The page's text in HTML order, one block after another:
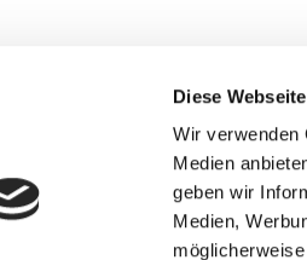
Diese
Wir verwenden
Medien
geben wir
Medien,
mal anders: Euer
mal anders: Euer
mal